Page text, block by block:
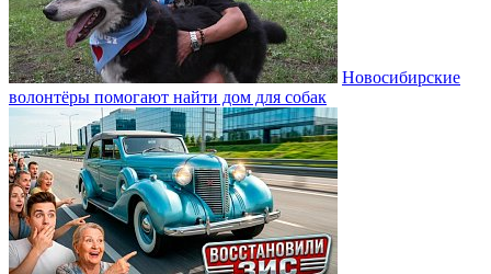
Новосибирские
волонтёры помогают найти дом для собак